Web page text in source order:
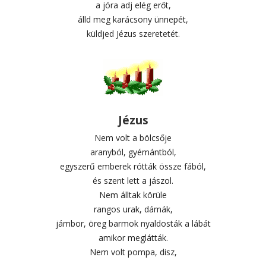
a jóra adj elég erőt,
álld meg karácsony ünnepét,
küldjed Jézus szeretetét.
Jézus
Nem volt a bölcsője
aranyból, gyémántból,
egyszerű emberek rótták össze fából,
és szent lett a jászol.
Nem álltak körüle
rangos urak, dámák,
jámbor, öreg barmok nyaldosták a lábát
amikor meglátták.
Nem volt pompa, disz,